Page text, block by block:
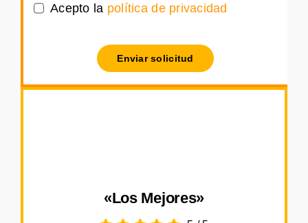
Acepto la política de privacidad
Enviar solicitud
«Los Mejores»